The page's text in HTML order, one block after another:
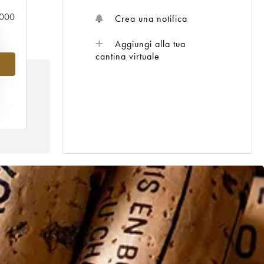
Crea una notifica
Aggiungi alla tua
cantina virtuale